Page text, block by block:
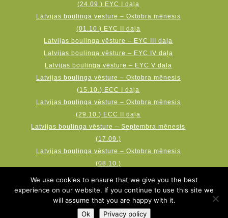
(24.09.) EYC I daļa
Latvijas boulinga vēsture – Oktobra mēnesis
(01.10.) EYC II daļa
Latvijas boulinga vēsture – EYC III daļa
Latvijas boulinga vēsture – EYC IV daļa
Latvijas boulinga vēsture – EYC V daļa
Latvijas boulinga vēsture – Oktobra mēnesis
(15.10.) ECC I daļa
Latvijas boulinga vēsture – Oktobra mēnesis
(29.10.) ECC II daļa
Latvijas boulinga vēsture – Septembra mēnesis
(17.09.)
Latvijas boulinga vēsture – Oktobra mēnesis
(08.10.)
Latvijas boulinga vēsture – Novembra mēnesis
(19.11.) AMF Qubica World Cup
We use cookies to ensure that we give you the best
experience on our website. If you continue to use this site we
will assume that you are happy with it.
Ok
Privacy policy